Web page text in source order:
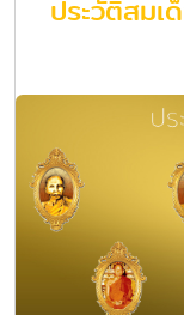
ประวัติสมเ